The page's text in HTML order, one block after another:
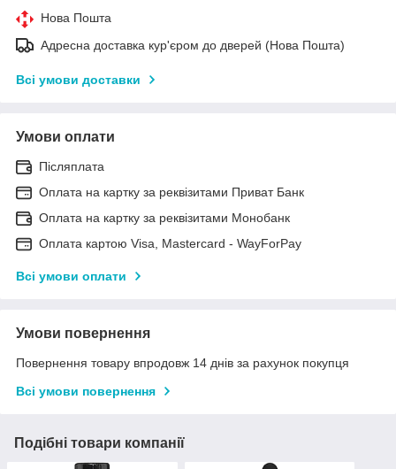
Нова Пошта
Адресна доставка кур'єром до дверей (Нова Пошта)
Всі умови доставки
Умови оплати
Післяплата
Оплата на картку за реквізитами Приват Банк
Оплата на картку за реквізитами Монобанк
Оплата картою Visa, Mastercard - WayForPay
Всі умови оплати
Умови повернення
Повернення товару впродовж 14 днів за рахунок покупця
Всі умови повернення
Подібні товари компанії